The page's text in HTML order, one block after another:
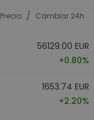
Precio / Cambiar 24h
56129.00 EUR
+0.80%
1653.74 EUR
+2.20%